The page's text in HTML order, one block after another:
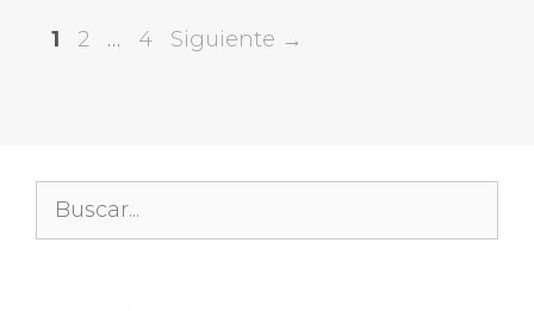
Página
1 Página
2 … Página
4 Siguiente →